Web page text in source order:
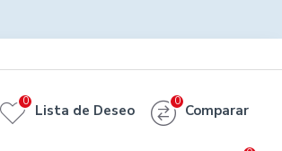
Lista de Deseo
0
Comparar
0